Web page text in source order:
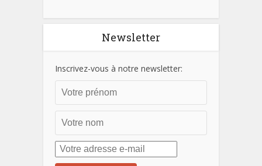
Newsletter
Inscrivez-vous à notre newsletter: